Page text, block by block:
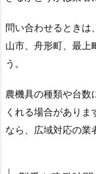
問い合わせるときは
山市、舟形町、最上
う。
農機具の種類や台数
くれる場合があり
なら、広域対応の業